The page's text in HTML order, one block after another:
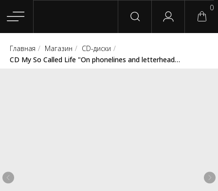
Главная Магазин Группы
Главная / Магазин / CD-диски /
CD My So Called Life "On phonelines and letterheads" (Engineer Records)